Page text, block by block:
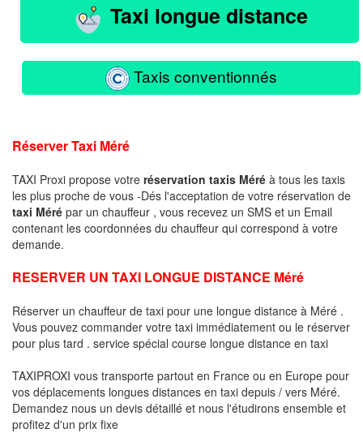
Taxi longue distance
Taxis conventionnés
Réserver Taxi Méré
TAXI Proxi propose votre réservation taxis Méré à tous les taxis
les plus proche de vous -Dés l'acceptation de votre réservation de
taxi Méré par un chauffeur , vous recevez un SMS et un Email
contenant les coordonnées du chauffeur qui correspond à votre
demande.
RESERVER UN TAXI LONGUE DISTANCE Méré
Réserver un chauffeur de taxi pour une longue distance à Méré .
Vous pouvez commander votre taxi immédiatement ou le réserver
pour plus tard . service spécial course longue distance en taxi
TAXIPROXI vous transporte partout en France ou en Europe pour
vos déplacements longues distances en taxi depuis / vers Méré.
Demandez nous un devis détaillé et nous l'étudirons ensemble et
profitez d'un prix fixe